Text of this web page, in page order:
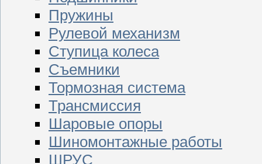
Пружины
Рулевой механизм
Ступица колеса
Съемники
Тормозная система
Трансмиссия
Шаровые опоры
Шиномонтажные работы
ШРУС